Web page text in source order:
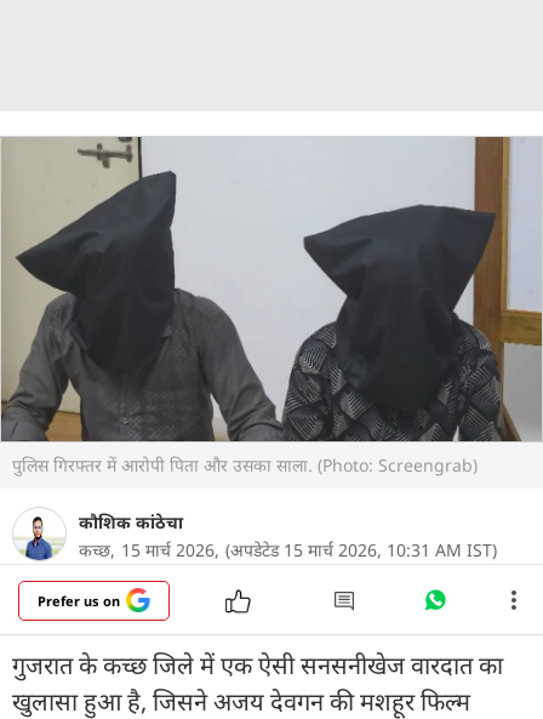
पुलिस गिरफ्तर में आरोपी पिता और उसका साला. (Photo: Screengrab)
कौशिक कांठेचा
कच्छ, 15 मार्च 2026, (अपडेटेड 15 मार्च 2026, 10:31 AM IST)
Prefer us on
गुजरात के कच्छ जिले में एक ऐसी सनसनीखेज वारदात का
खुलासा हुआ है, जिसने अजय देवगन की मशहूर फिल्म